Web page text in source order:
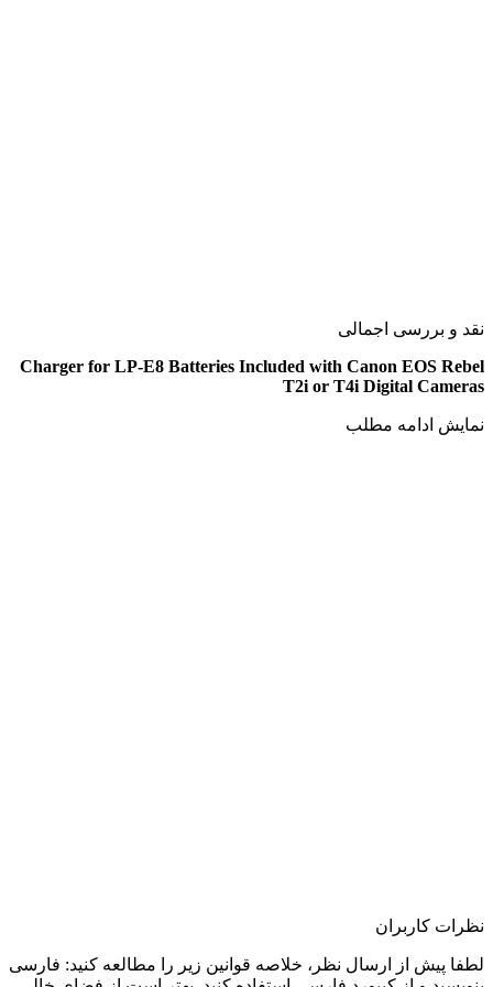
نقد و بررسی اجمالی
Charger for LP-E8 Batteries Included with Canon EOS Rebel
T2i or T4i Digital Cameras
نمایش ادامه مطلب
نظرات کاربران
لطفا پیش از ارسال نظر، خلاصه قوانین زیر را مطالعه کنید: فارسی